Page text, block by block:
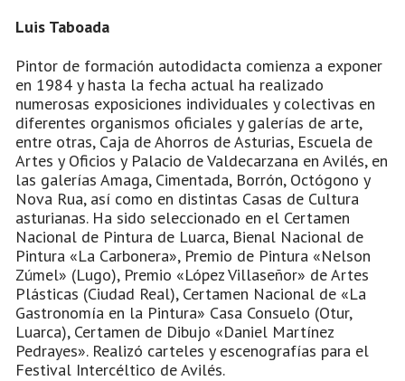
Luis Taboada
Pintor de formación autodidacta comienza a exponer
en 1984 y hasta la fecha actual ha realizado
numerosas exposiciones individuales y colectivas en
diferentes organismos oficiales y galerías de arte,
entre otras, Caja de Ahorros de Asturias, Escuela de
Artes y Oficios y Palacio de Valdecarzana en Avilés, en
las galerías Amaga, Cimentada, Borrón, Octógono y
Nova Rua, así como en distintas Casas de Cultura
asturianas. Ha sido seleccionado en el Certamen
Nacional de Pintura de Luarca, Bienal Nacional de
Pintura «La Carbonera», Premio de Pintura «Nelson
Zúmel» (Lugo), Premio «López Villaseñor» de Artes
Plásticas (Ciudad Real), Certamen Nacional de «La
Gastronomía en la Pintura» Casa Consuelo (Otur,
Luarca), Certamen de Dibujo «Daniel Martínez
Pedrayes». Realizó carteles y escenografías para el
Festival Intercéltico de Avilés.